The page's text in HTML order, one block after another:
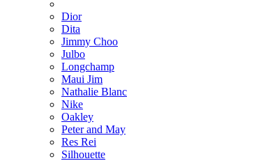
Dior
Dita
Jimmy Choo
Julbo
Longchamp
Maui Jim
Nathalie Blanc
Nike
Oakley
Peter and May
Res Rei
Silhouette